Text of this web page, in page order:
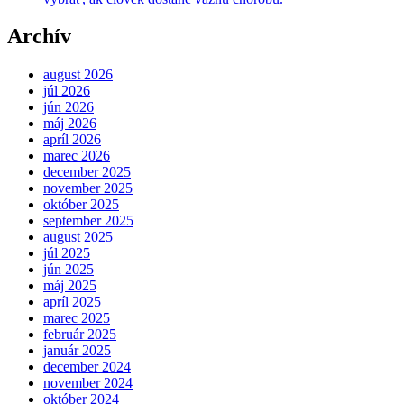
Archív
august 2026
júl 2026
jún 2026
máj 2026
apríl 2026
marec 2026
december 2025
november 2025
október 2025
september 2025
august 2025
júl 2025
jún 2025
máj 2025
apríl 2025
marec 2025
február 2025
január 2025
december 2024
november 2024
október 2024